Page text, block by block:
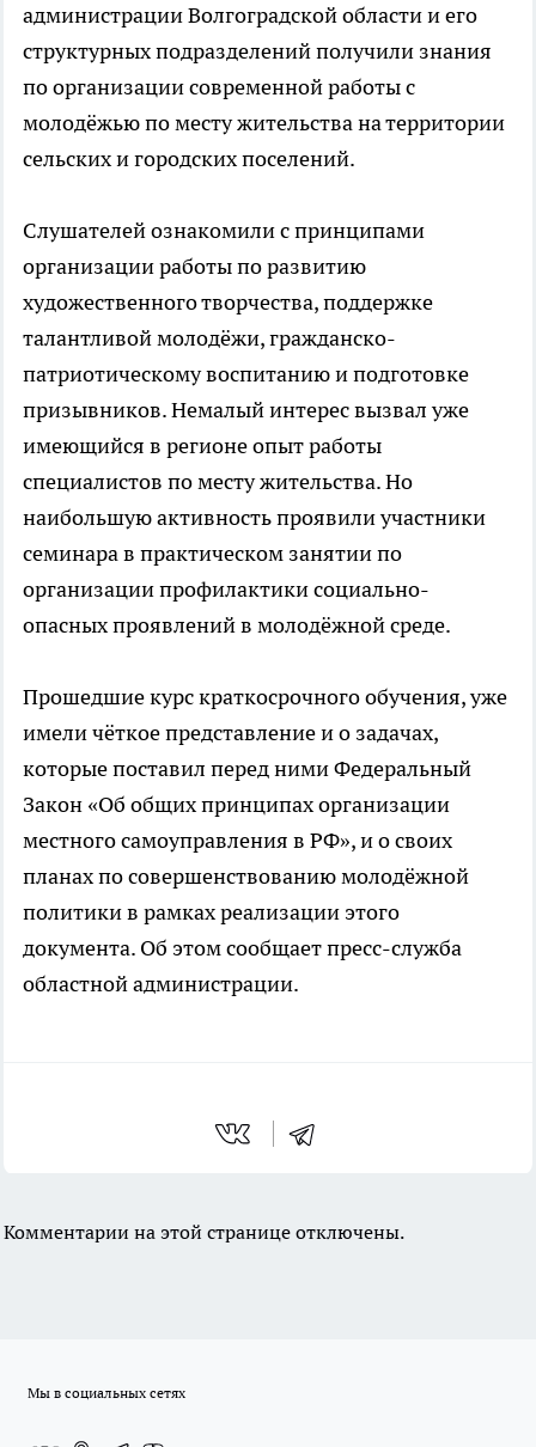
администрации Волгоградской области и его
структурных подразделений получили знания
по организации современной работы с
молодёжью по месту жительства на территории
сельских и городских поселений.
Слушателей ознакомили с принципами
организации работы по развитию
художественного творчества, поддержке
талантливой молодёжи, гражданско-
патриотическому воспитанию и подготовке
призывников. Немалый интерес вызвал уже
имеющийся в регионе опыт работы
специалистов по месту жительства. Но
наибольшую активность проявили участники
семинара в практическом занятии по
организации профилактики социально-
опасных проявлений в молодёжной среде.
Прошедшие курс краткосрочного обучения, уже
имели чёткое представление и о задачах,
которые поставил перед ними Федеральный
Закон «Об общих принципах организации
местного самоуправления в РФ», и о своих
планах по совершенствованию молодёжной
политики в рамках реализации этого
документа. Об этом сообщает пресс-служба
областной администрации.
Комментарии на этой странице отключены.
Мы в социальных сетях